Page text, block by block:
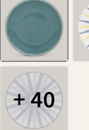
+ 40